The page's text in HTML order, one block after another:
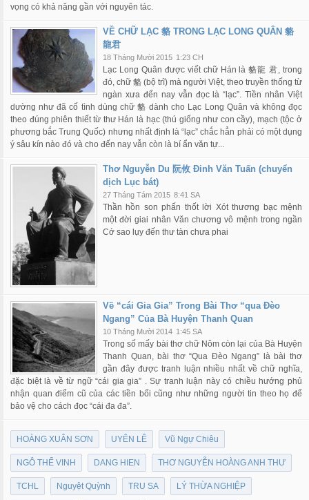
vọng có khả năng gần với nguyên tác.
VỀ CHỮ LẠC 貉 TRONG LẠC LONG QUÂN 貉
龍君
18 Tháng Mười 2015 1:23 CH
Lạc Long Quân được viết chữ Hán là 貉龍 君, trong
đó, chữ 貉 (bộ trĩ) mà người Việt, theo truyền thống từ
ngàn xưa đến nay vẫn đọc là “lạc”. Tiền nhân Việt
dường như đã cố tình dùng chữ 貉 dành cho Lạc Long Quân và không đọc
theo đúng phiên thiết từ thư Hán là hạc (thú giống như con cầy), mạch (tộc ở
phương bắc Trung Quốc) nhưng nhất định là “lạc” chắc hẳn phải có một dụng
ý sâu kín nào đó và cho đến nay vẫn còn là bí ẩn văn tự...
Thơ Nguyễn Du 阮攸 Đinh Văn Tuấn (chuyển
dịch Lục bát)
27 Tháng Tám 2015 8:41 SA
Thần hồn son phấn thốt lời Xót thương bạc mệnh
một đời giai nhân Văn chương vô mệnh trong ngần
Cớ sao lụy đến thư tàn chưa phai
Về “cái Gia Gia” Trong Bài Thơ “qua Đèo
Ngang” Của Bà Huyện Thanh Quan
10 Tháng Mười 2014 1:45 SA
Trong số mấy bài thơ chữ Nôm còn lại của Bà Huyện
Thanh Quan, bài thơ “Qua Đèo Ngang” là bài thơ
gần đây được tranh luận nhiều nhất về chữ nghĩa,
đặc biệt là về từ ngữ “cái gia gia” . Sự tranh luận này có chiều hướng phủ
nhận quan điểm cũ của các tiền bối cũng như những người tin theo họ để
bảo vệ cho cách đọc “cái đa đa”.
HOÀNG XUÂN SƠN UYÊN LÊ Vũ Ngự Chiêu
NGÔ THẾ VINH DANG HIEN THƠ NGUYỄN HOÀNG ANH THƯ
TCHL Nguyệt Quỳnh TRU SA LÝ THỪA NGHIỆP